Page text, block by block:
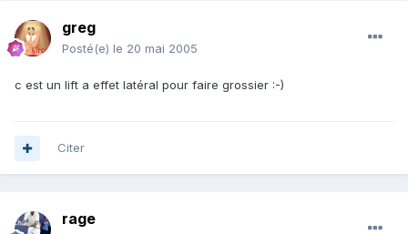
greg
Posté(e) le 20 mai 2005
c est un lift a effet latéral pour faire grossier :-)
Citer
rage